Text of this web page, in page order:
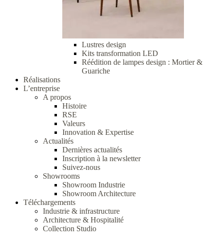
Lustres design
Kits transformation LED
Réédition de lampes design : Mortier &
Guariche
Réalisations
L’entreprise
A propos
Histoire
RSE
Valeurs
Innovation & Expertise
Actualités
Dernières actualités
Inscription à la newsletter
Suivez-nous
Showrooms
Showroom Industrie
Showroom Architecture
Téléchargements
Industrie & infrastructure
Architecture & Hospitalité
Collection Studio